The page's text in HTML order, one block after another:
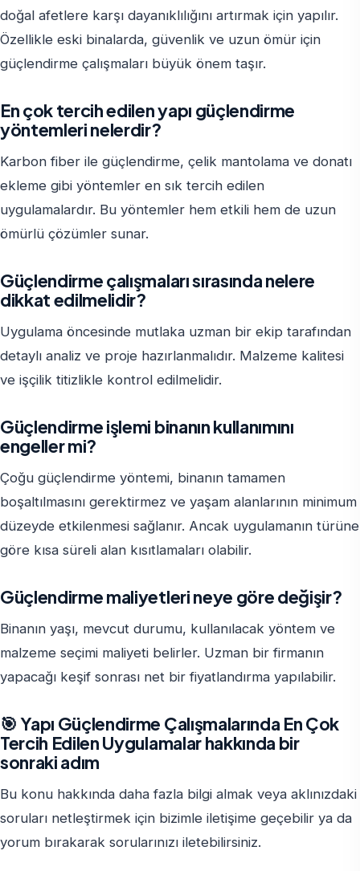
doğal afetlere karşı dayanıklılığını artırmak için yapılır.
Özellikle eski binalarda, güvenlik ve uzun ömür için
güçlendirme çalışmaları büyük önem taşır.
En çok tercih edilen yapı güçlendirme
yöntemleri nelerdir?
Karbon fiber ile güçlendirme, çelik mantolama ve donatı
ekleme gibi yöntemler en sık tercih edilen
uygulamalardır. Bu yöntemler hem etkili hem de uzun
ömürlü çözümler sunar.
Güçlendirme çalışmaları sırasında nelere
dikkat edilmelidir?
Uygulama öncesinde mutlaka uzman bir ekip tarafından
detaylı analiz ve proje hazırlanmalıdır. Malzeme kalitesi
ve işçilik titizlikle kontrol edilmelidir.
Güçlendirme işlemi binanın kullanımını
engeller mi?
Çoğu güçlendirme yöntemi, binanın tamamen
boşaltılmasını gerektirmez ve yaşam alanlarının minimum
düzeyde etkilenmesi sağlanır. Ancak uygulamanın türüne
göre kısa süreli alan kısıtlamaları olabilir.
Güçlendirme maliyetleri neye göre değişir?
Binanın yaşı, mevcut durumu, kullanılacak yöntem ve
malzeme seçimi maliyeti belirler. Uzman bir firmanın
yapacağı keşif sonrası net bir fiyatlandırma yapılabilir.
🎯 Yapı Güçlendirme Çalışmalarında En Çok
Tercih Edilen Uygulamalar hakkında bir
sonraki adım
Bu konu hakkında daha fazla bilgi almak veya aklınızdaki
soruları netleştirmek için bizimle iletişime geçebilir ya da
yorum bırakarak sorularınızı iletebilirsiniz.